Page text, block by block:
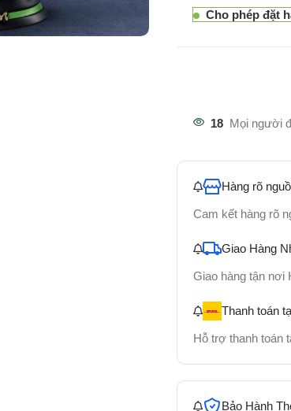
Cho phép đặt
18 Mọi người
Hàng rõ
Cam kết hàng rõ
Giao Hàng
Giao hàng tận nơi
Thanh toán
Hỗ trợ thanh toán
Bảo Hành